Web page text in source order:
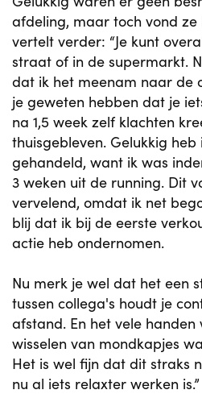
afdeling, maar toch vond ze
vertelt verder: “Je kunt
straat of in de supermarkt.
dat ik het meenam naar de
je geweten hebben dat je
na 1,5 week zelf klachten
thuisgebleven. Gelukkig heb
gehandeld, want ik was
3 weken uit de running. Dit
vervelend, omdat ik net
blij dat ik bij de eerste
actie heb ondernomen.
Nu merk je wel dat het een
tussen collega's houdt je
afstand. En het vele handen
wisselen van mondkapjes
Het is wel fijn dat dit straks
nu al iets relaxter werken is.”